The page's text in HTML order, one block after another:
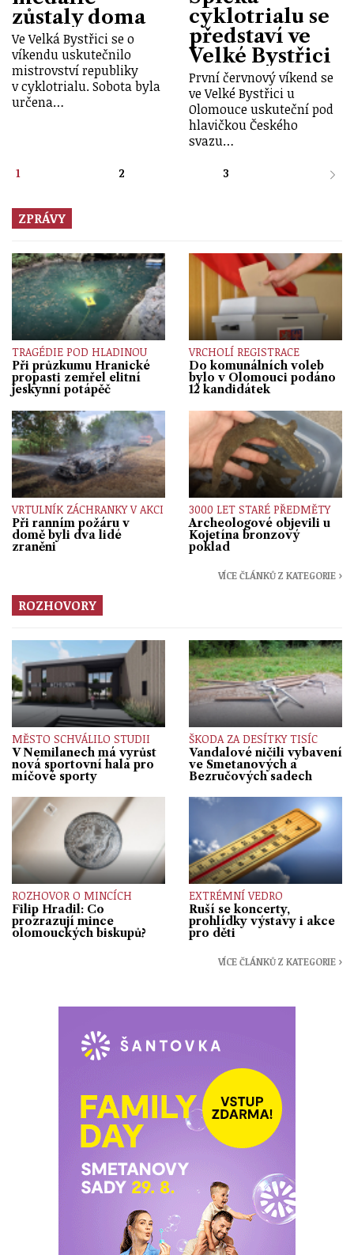
zůstaly doma
Ve Velká Bystřici se o
víkendu uskutečnilo
mistrovství republiky
v cyklotrialu. Sobota byla
určena…
cyklotrialu se
představí ve
Velké Bystřici
První červnový víkend se
ve Velké Bystřici u
Olomouce uskuteční pod
hlavičkou Českého
svazu…
1 2 3
ZPRÁVY
TRAGÉDIE POD HLADINOU
Při průzkumu Hranické
propasti zemřel elitní
jeskynní potápěč
VRCHOLÍ REGISTRACE
Do komunálních voleb
bylo v Olomouci podáno
12 kandidátek
VRTULNÍK ZÁCHRANKY V AKCI
Při ranním požáru v
domě byli dva lidé
zraněni
3000 LET STARÉ PŘEDMĚTY
Archeologové objevili u
Kojetína bronzový
poklad
VÍCE ČLÁNKŮ Z KATEGORIE ›
ROZHOVORY
MĚSTO SCHVÁLILO STUDII
V Nemilanech má vyrůst
nová sportovní hala pro
míčové sporty
ŠKODA ZA DESÍTKY TISÍC
Vandalové ničili vybavení
ve Smetanových a
Bezručových sadech
ROZHOVOR O MINCÍCH
Filip Hradil: Co
prozrazují mince
olomouckých biskupů?
EXTRÉMNÍ VEDRO
Ruší se koncerty,
prohlídky výstavy i akce
pro děti
VÍCE ČLÁNKŮ Z KATEGORIE ›